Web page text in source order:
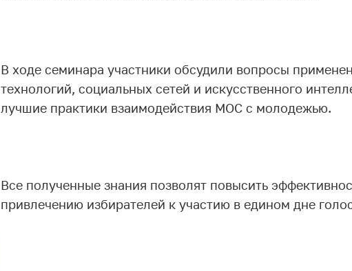
В ходе семинара участники обсудили вопросы
технологий, социальных сетей и искусственного
лучшие практики взаимодействия МОС с молодежью.
Все полученные знания позволят повысить
привлечению избирателей к участию в едином дне